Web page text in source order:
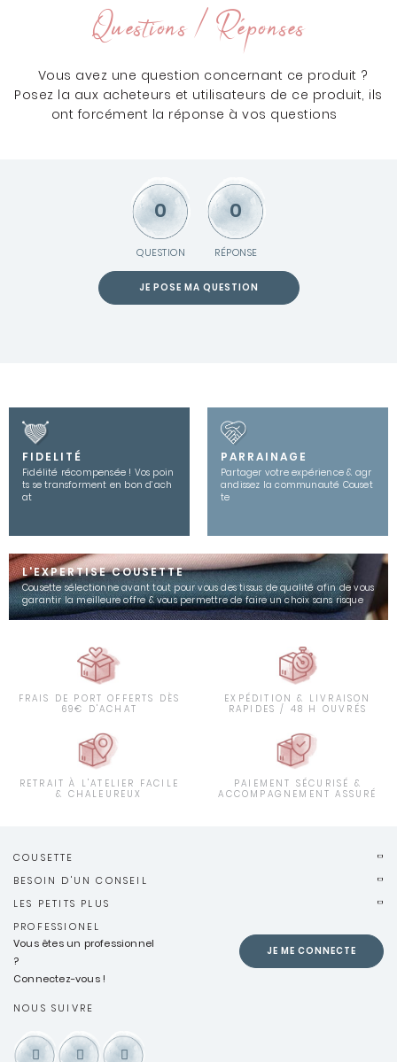
Questions / Réponses
Vous avez une question concernant ce produit ?
Posez la aux acheteurs et utilisateurs de ce produit, ils
ont forcément la réponse à vos questions
0
QUESTION
0
RÉPONSE
JE POSE MA QUESTION
FIDELITÉ
Fidélité récompensée ! Vos poin
ts se transforment en bon d’ach
at
PARRAINAGE
Partager votre expérience & agr
andissez la communauté Couset
te
L'EXPERTISE COUSETTE
Cousette sélectionne avant tout pour vous des tissus de qualité afin de vous
garantir la meilleure offre & vous permettre de faire un choix sans risque
FRAIS DE PORT OFFERTS DÈS
69€ D'ACHAT
EXPÉDITION & LIVRAISON
RAPIDES / 48 H OUVRÉS
RETRAIT À L'ATELIER FACILE
& CHALEUREUX
PAIEMENT SÉCURISÉ &
ACCOMPAGNEMENT ASSURÉ
COUSETTE
BESOIN D'UN CONSEIL
LES PETITS PLUS
PROFESSIONEL
Vous êtes un professionnel
?
Connectez-vous !
JE ME CONNECTE
NOUS SUIVRE